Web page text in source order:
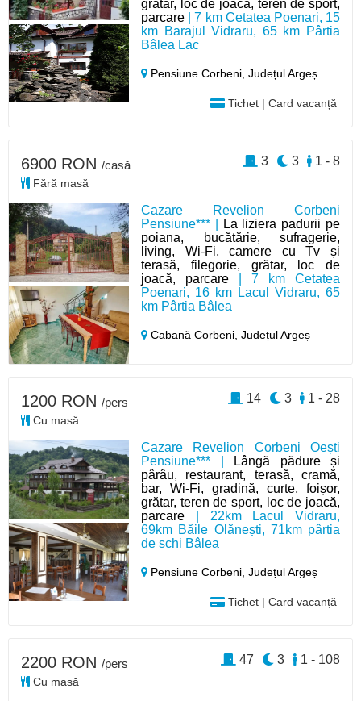
grătar, loc de joacă, teren de sport,
parcare | 7 km Cetatea Poenari, 15
km Barajul Vidraru, 65 km Pârtia
Bâlea Lac
Pensiune Corbeni,Județul Argeș
Tichet | Card vacanță
Cazare Revelion Corbeni
Pensiune*** |
La liziera padurii pe
poiana, bucătărie, sufragerie,
living, Wi-Fi, camere cu Tv și
terasă, filegorie, grătar, loc de
joacă, parcare | 7 km Cetatea
Poenari, 16 km Lacul Vidraru, 65
km Pârtia Bâlea
Cabană Corbeni,Județul Argeș
6900 RON /casă
Fără masă
1 - 8
3
3
Cazare Revelion Corbeni Oești
Pensiune*** |
Lângă pădure și
pârâu, restaurant, terasă, cramă,
bar, Wi-Fi, gradină, curte, foișor,
grătar, teren de sport, loc de joacă,
parcare | 22km Lacul Vidraru,
69km Băile Olănești, 71km pârtia
de schi Bâlea
Pensiune Corbeni,Județul Argeș
Tichet | Card vacanță
1200 RON /pers
Cu masă
1 - 28
3
14
2200 RON /pers
Cu masă
1 - 108
3
47